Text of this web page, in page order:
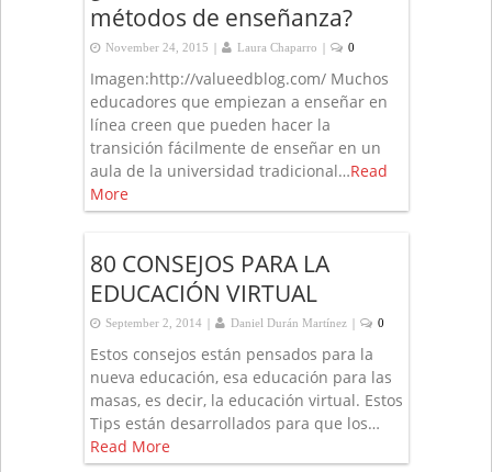
métodos de enseñanza?
November 24, 2015 | Laura Chaparro | 0
Imagen:http://valueedblog.com/ Muchos
educadores que empiezan a enseñar en
línea creen que pueden hacer la
transición fácilmente de enseñar en un
aula de la universidad tradicional…Read
More
80 CONSEJOS PARA LA
EDUCACIÓN VIRTUAL
September 2, 2014 | Daniel Durán Martínez | 0
Estos consejos están pensados para la
nueva educación, esa educación para las
masas, es decir, la educación virtual. Estos
Tips están desarrollados para que los…
Read More